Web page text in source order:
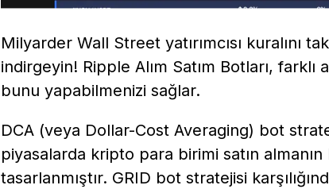
Milyarder Wall Street yatırımcısı kuralını
indirgeyin! Ripple Alım Satım Botları, farklı
bunu yapabilmenizi sağlar.
DCA (veya Dollar-Cost Averaging) bot
piyasalarda kripto para birimi satın
tasarlanmıştır. GRID bot stratejisi